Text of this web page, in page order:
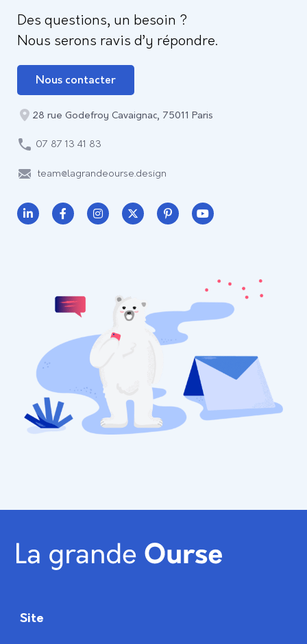
Des questions, un besoin ?
Nous serons ravis d’y répondre.
Nous contacter
28 rue Godefroy Cavaignac, 75011 Paris
07 87 13 41 83
team@lagrandeourse.design
Site